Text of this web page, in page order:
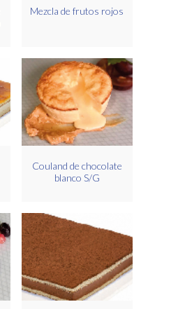
Mezcla de frutos rojos
Couland de chocolate
blanco S/G